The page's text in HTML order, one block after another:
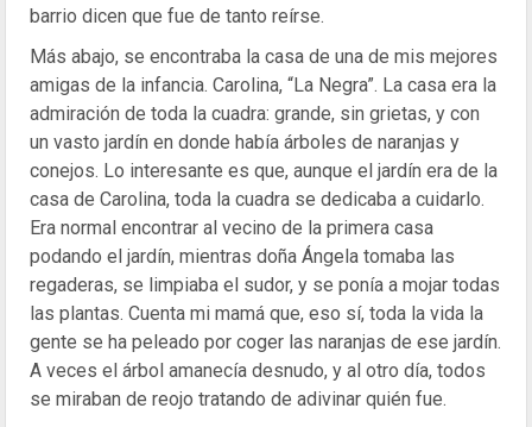
barrio dicen que fue de tanto reírse.
Más abajo, se encontraba la casa de una de mis mejores
amigas de la infancia. Carolina, “La Negra”. La casa era la
admiración de toda la cuadra: grande, sin grietas, y con
un vasto jardín en donde había árboles de naranjas y
conejos. Lo interesante es que, aunque el jardín era de la
casa de Carolina, toda la cuadra se dedicaba a cuidarlo.
Era normal encontrar al vecino de la primera casa
podando el jardín, mientras doña Ángela tomaba las
regaderas, se limpiaba el sudor, y se ponía a mojar todas
las plantas. Cuenta mi mamá que, eso sí, toda la vida la
gente se ha peleado por coger las naranjas de ese jardín.
A veces el árbol amanecía desnudo, y al otro día, todos
se miraban de reojo tratando de adivinar quién fue.